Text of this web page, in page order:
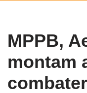
MPPB,
montam